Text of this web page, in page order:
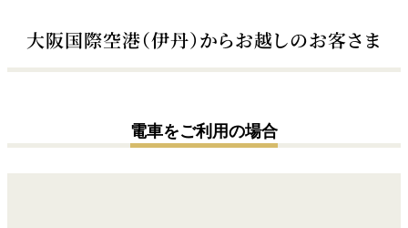
大阪国際空港（伊丹）からお越しのお客さま
電車をご利用の場合